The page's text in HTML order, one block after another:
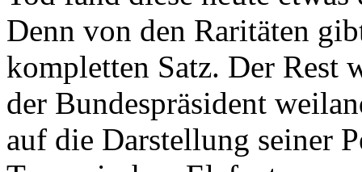
Denn von den Raritäten
kompletten Satz. Der Rest
der Bundespräsident
auf die Darstellung seiner